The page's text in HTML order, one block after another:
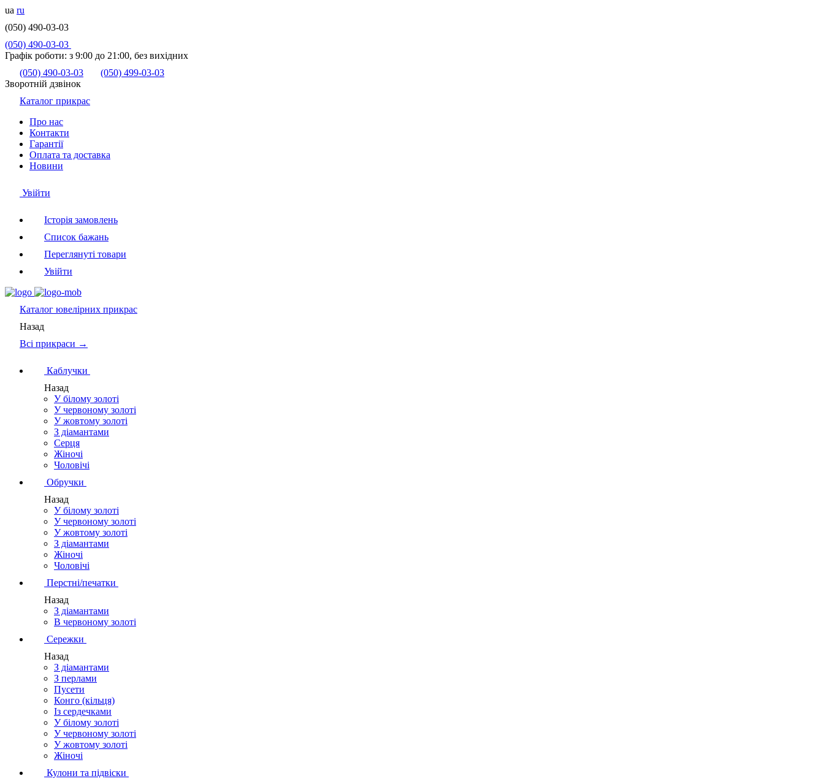
ua ru
(050) 490-03-03
(050) 490-03-03
Графік роботи: з 9:00 до 21:00, без вихідних
(050) 490-03-03
(050) 499-03-03
Зворотній дзвінок
Каталог прикрас
Про нас
Контакти
Гарантії
Оплата та доставка
Новини
Увійти
Історія замовлень
Список бажань
Переглянуті товари
Увійти
Каталог ювелірних прикрас
Назад
Всі прикраси →
Каблучки
Назад
У білому золоті
У червоному золоті
У жовтому золоті
З діамантами
Серця
Жіночі
Чоловічі
Обручки
Назад
У білому золоті
У червоному золоті
У жовтому золоті
З діамантами
Жіночі
Чоловічі
Перстні/печатки
Назад
З діамантами
В червоному золоті
Сережки
Назад
З діамантами
З перлами
Пусети
Конго (кільця)
Із сердечками
У білому золоті
У червоному золоті
У жовтому золоті
Жіночі
Кулони та підвіски